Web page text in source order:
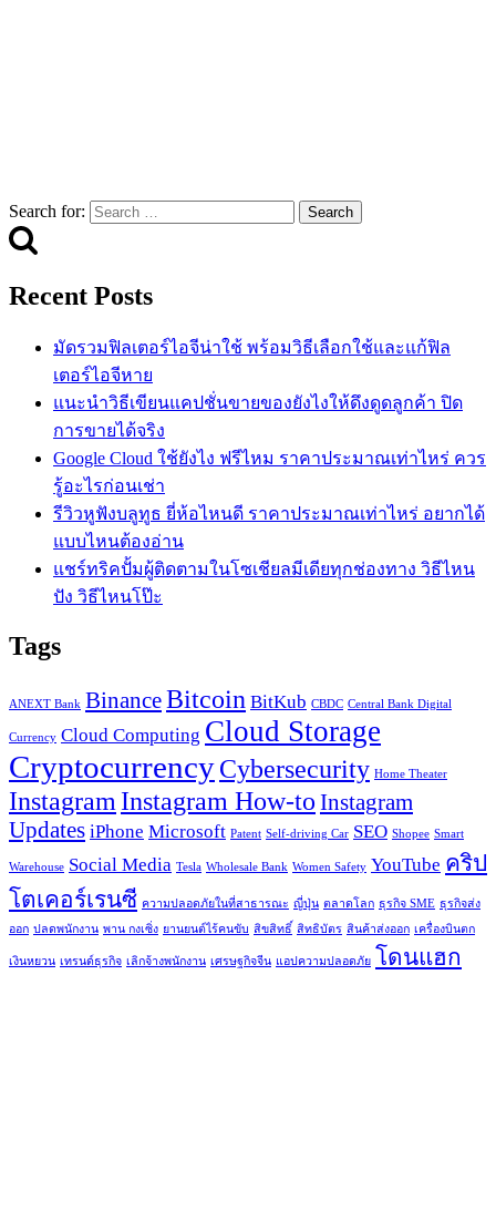
Search for:
Recent Posts
มัดรวมฟิลเตอร์ไอจีน่าใช้ พร้อมวิธีเลือกใช้และแก้ฟิล
เตอร์ไอจีหาย
แนะนำวิธีเขียนแคปชั่นขายของยังไงให้ดึงดูดลูกค้า ปิด
การขายได้จริง
Google Cloud ใช้ยังไง ฟรีไหม ราคาประมาณเท่าไหร่ ควร
รู้อะไรก่อนเช่า
รีวิวหูฟังบลูทูธ ยี่ห้อไหนดี ราคาประมาณเท่าไหร่ อยากได้
แบบไหนต้องอ่าน
แชร์ทริคปั้มผู้ติดตามในโซเชียลมีเดียทุกช่องทาง วิธีไหน
ปัง วิธีไหนโป๊ะ
Tags
ANEXT Bank BinanceBitcoin BitKub CBDC Central Bank Digital
Currency Cloud Computing Cloud Storage
CryptocurrencyCybersecurity Home Theater
Instagram Instagram How-to Instagram
Updates iPhone Microsoft Patent Self-driving Car SEO Shopee Smart
Warehouse Social Media Tesla Wholesale Bank Women Safety YouTube คริป
โตเคอร์เรนซี ความปลอดภัยในที่สาธารณะ ญี่ปุ่น ตลาดโลก ธุรกิจ SME ธุรกิจส่ง
ออก ปลดพนักงาน พาน กงเซิ่ง ยานยนต์ไร้คนขับ สิขสิทธิ์ สิทธิบัตร สินค้าส่งออก เครื่องบินตก
เงินหยวน เทรนด์ธุรกิจ เลิกจ้างพนักงาน เศรษฐกิจจีน แอปความปลอดภัย โดนแฮก